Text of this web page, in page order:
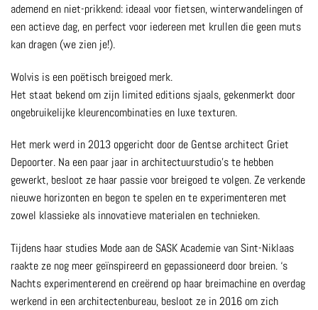
ademend en niet-prikkend: ideaal voor fietsen, winterwandelingen of
een actieve dag, en perfect voor iedereen met krullen die geen muts
kan dragen (we zien je!).
Wolvis is een poëtisch breigoed merk.
Het staat bekend om zijn limited editions sjaals, gekenmerkt door
ongebruikelijke kleurencombinaties en luxe texturen.
Het merk werd in 2013 opgericht door de Gentse architect Griet
Depoorter. Na een paar jaar in architectuurstudio’s te hebben
gewerkt, besloot ze haar passie voor breigoed te volgen. Ze verkende
nieuwe horizonten en begon te spelen en te experimenteren met
zowel klassieke als innovatieve materialen en technieken.
Tijdens haar studies Mode aan de SASK Academie van Sint-Niklaas
raakte ze nog meer geïnspireerd en gepassioneerd door breien. ‘s
Nachts experimenterend en creërend op haar breimachine en overdag
werkend in een architectenbureau, besloot ze in 2016 om zich